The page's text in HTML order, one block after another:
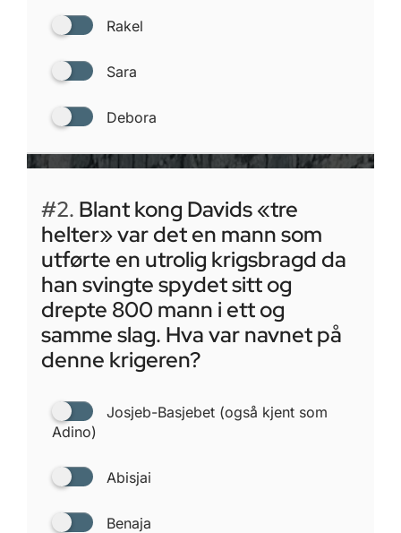
Rakel
Sara
Debora
#2. Blant kong Davids «tre
helter» var det en mann som
utførte en utrolig krigsbragd da
han svingte spydet sitt og
drepte 800 mann i ett og
samme slag. Hva var navnet på
denne krigeren?
Josjeb-Basjebet (også kjent som
Adino)
Abisjai
Benaja